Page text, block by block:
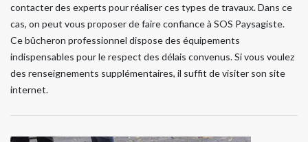
contacter des experts pour réaliser ces types de travaux. Dans ce
cas, on peut vous proposer de faire confiance à SOS Paysagiste.
Ce bûcheron professionnel dispose des équipements
indispensables pour le respect des délais convenus. Si vous voulez
des renseignements supplémentaires, il suffit de visiter son site
internet.